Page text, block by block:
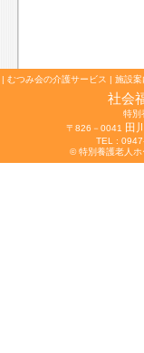
| むつみ会の介護サービス | 施設案
社会
特別
〒826－0041
田
TEL :
© 特別養護老人